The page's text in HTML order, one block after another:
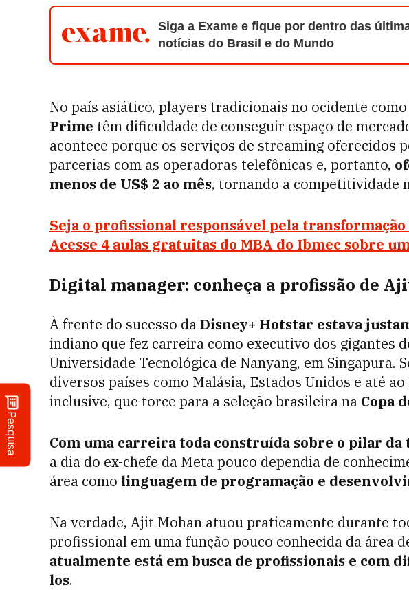
Pesquisa
Siga a Exame e fique por dentro das
notícias do Brasil e do Mundo
No país asiático, players tradicionais no ocidente
Prime têm dificuldade de conseguir espaço de
acontece porque os serviços de streaming oferecidos
parcerias com as operadoras telefônicas e, portanto,
menos de US$ 2 ao mês, tornando a competitividade
Seja o profissional responsável pela
Acesse 4 aulas gratuitas do MBA do Ibmec sobre
Digital manager: conheça a profissão de
À frente do sucesso daDisney+ Hotstar estava
indiano que fez carreira como executivo dos gigantes
Universidade Tecnológica de Nanyang, em Singapura.
diversos países como Malásia, Estados Unidos e até
inclusive, que torce para a seleção brasileira na Copa
Com uma carreira toda construída sobre o pilar da
a dia do ex-chefe da Meta pouco dependia de
área como linguagem de programação e
Na verdade, Ajit Mohan atuou praticamente durante
profissional em uma função pouco conhecida da área
atualmente está em busca de profissionais e com
los.